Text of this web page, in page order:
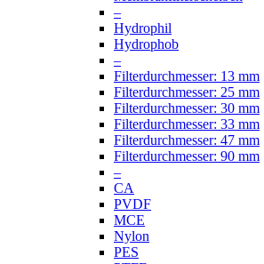
–
Hydrophil
Hydrophob
–
Filterdurchmesser: 13 mm
Filterdurchmesser: 25 mm
Filterdurchmesser: 30 mm
Filterdurchmesser: 33 mm
Filterdurchmesser: 47 mm
Filterdurchmesser: 90 mm
–
CA
PVDF
MCE
Nylon
PES